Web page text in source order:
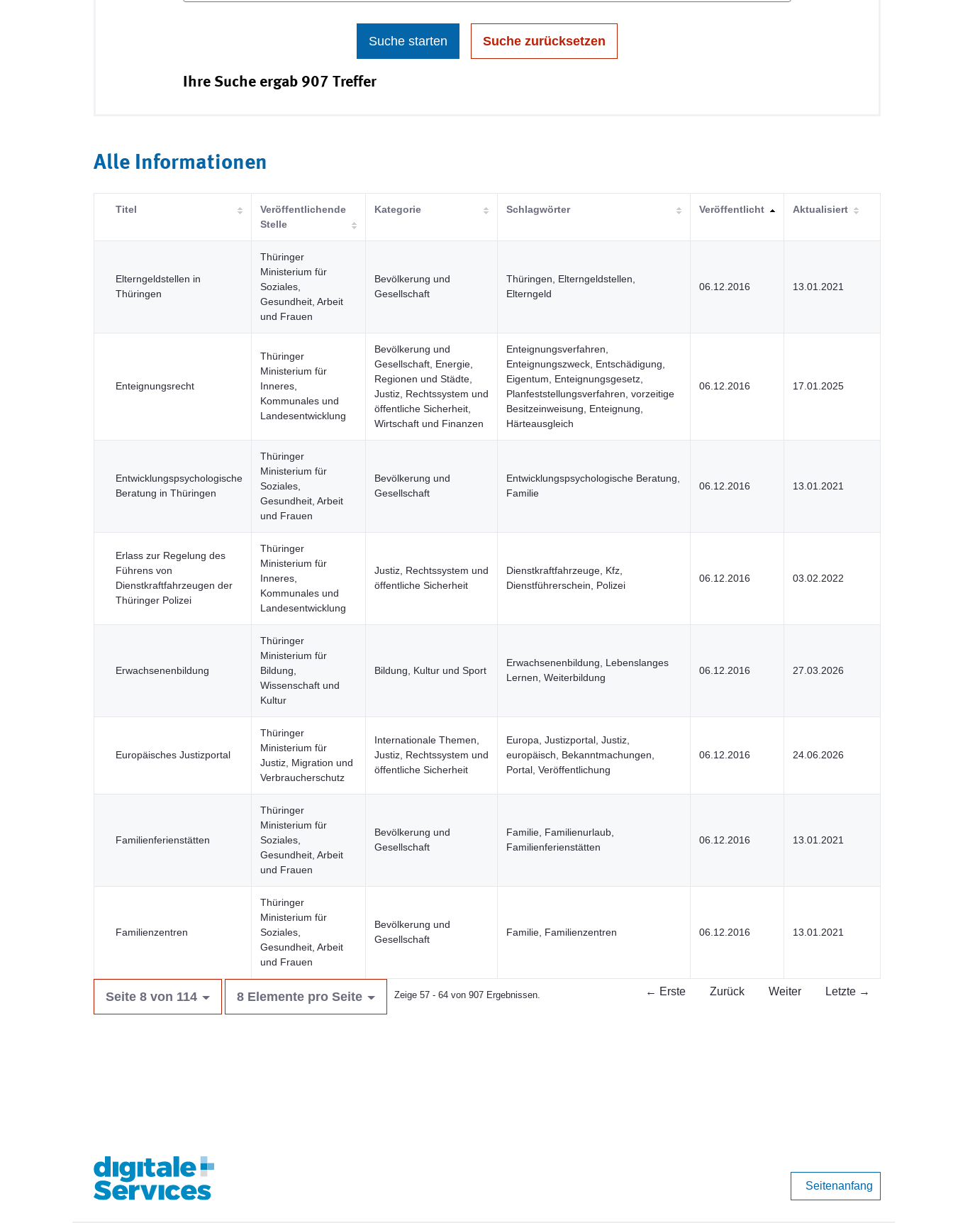
Suche starten Suche zurücksetzen
Ihre Suche ergab 907 Treffer
Alle Informationen
Titel
Veröffentlichende
Stelle
Kategorie Schlagwörter Veröffentlicht Aktualisiert
Elterngeldstellen in
Thüringen
Thüringer
Ministerium für
Soziales,
Gesundheit, Arbeit
und Frauen
Bevölkerung und
Gesellschaft
Thüringen, Elterngeldstellen,
Elterngeld
06.12.2016 13.01.2021
Enteignungsrecht
Thüringer
Ministerium für
Inneres,
Kommunales und
Landesentwicklung
Bevölkerung und
Gesellschaft, Energie,
Regionen und Städte,
Justiz, Rechtssystem und
öffentliche Sicherheit,
Wirtschaft und Finanzen
Enteignungsverfahren,
Enteignungszweck, Entschädigung,
Eigentum, Enteignungsgesetz,
Planfeststellungsverfahren, vorzeitige
Besitzeinweisung, Enteignung,
Härteausgleich
06.12.2016 17.01.2025
Entwicklungspsychologische
Beratung in Thüringen
Thüringer
Ministerium für
Soziales,
Gesundheit, Arbeit
und Frauen
Bevölkerung und
Gesellschaft
Entwicklungspsychologische Beratung,
Familie
06.12.2016 13.01.2021
Erlass zur Regelung des
Führens von
Dienstkraftfahrzeugen der
Thüringer Polizei
Thüringer
Ministerium für
Inneres,
Kommunales und
Landesentwicklung
Justiz, Rechtssystem und
öffentliche Sicherheit
Dienstkraftfahrzeuge, Kfz,
Dienstführerschein, Polizei
06.12.2016 03.02.2022
Erwachsenenbildung
Thüringer
Ministerium für
Bildung,
Wissenschaft und
Kultur
Bildung, Kultur und Sport
Erwachsenenbildung, Lebenslanges
Lernen, Weiterbildung
06.12.2016 27.03.2026
Europäisches Justizportal
Thüringer
Ministerium für
Justiz, Migration und
Verbraucherschutz
Internationale Themen,
Justiz, Rechtssystem und
öffentliche Sicherheit
Europa, Justizportal, Justiz,
europäisch, Bekanntmachungen,
Portal, Veröffentlichung
06.12.2016 24.06.2026
Familienferienstätten
Thüringer
Ministerium für
Soziales,
Gesundheit, Arbeit
und Frauen
Bevölkerung und
Gesellschaft
Familie, Familienurlaub,
Familienferienstätten
06.12.2016 13.01.2021
Familienzentren
Thüringer
Ministerium für
Soziales,
Gesundheit, Arbeit
und Frauen
Bevölkerung und
Gesellschaft
Familie, Familienzentren 06.12.2016 13.01.2021
Seite 8 von 114 8 Elemente pro Seite Zeige 57 - 64 von 907 Ergebnissen. ← Erste Zurück Weiter Letzte →
Seitenanfang